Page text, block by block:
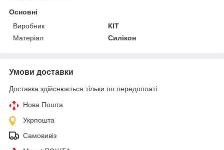
Основні
Виробник
КІТ
Матеріал
Силікон
Умови доставки
Доставка здійснюється тільки по передоплаті.
Нова Пошта
Укрпошта
Самовивіз